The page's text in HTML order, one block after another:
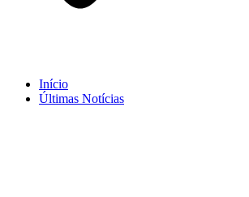
Início
Últimas Notícias